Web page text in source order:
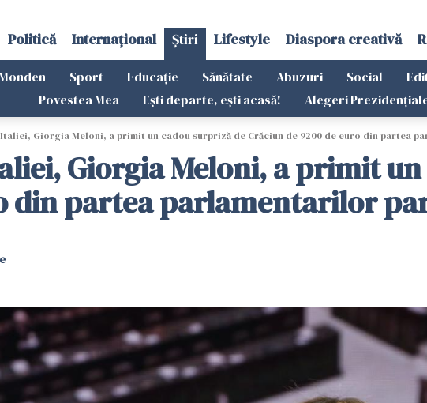
Politică Internațional Știri Lifestyle Diaspora creativă
Sport Educație Sănătate Abuzuri Social
Povestea Mea
Ești departe, ești acasă! Alegeri
Giorgia Meloni, a primit un cadou surpriză de Crăciun de 9200 de euro din partea
Giorgia Meloni, a primit
din partea parlamentarilor